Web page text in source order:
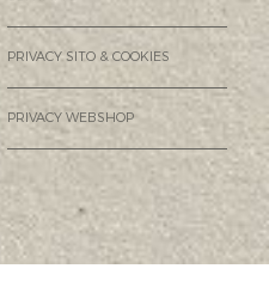
PRIVACY SITO & COOKIES
PRIVACY WEBSHOP